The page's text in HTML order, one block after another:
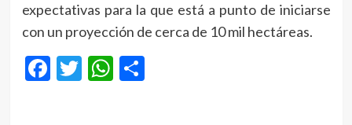
expectativas para la que está a punto de iniciarse
con un proyección de cerca de 10 mil hectáreas.
Facebook
Twitter
WhatsApp
Compartir